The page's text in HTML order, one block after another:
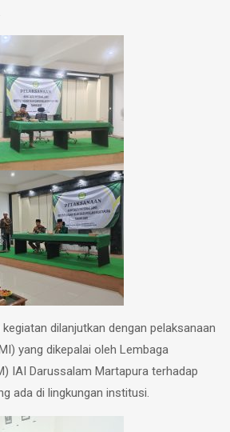
dilanjutkan dengan pelaksanaan
yang dikepalai oleh Lembaga
IAI Darussalam Martapura terhadap
ada di lingkungan institusi.